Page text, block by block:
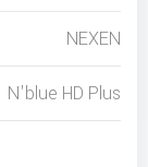
NEXEN
N'blue HD Plus